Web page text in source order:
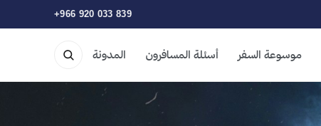
+966 920 033 839
موسوعة السفر أسئلة المسافرون المدونة